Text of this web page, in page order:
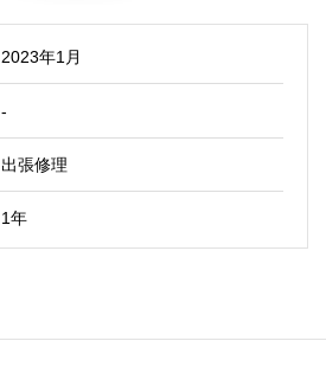
2023年1月
-
出張修理
1年